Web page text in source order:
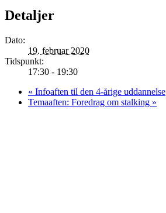
Detaljer
Dato:
19. februar 2020
Tidspunkt:
17:30 - 19:30
« Infoaften til den 4-årige uddannelse
Temaaften: Foredrag om stalking »